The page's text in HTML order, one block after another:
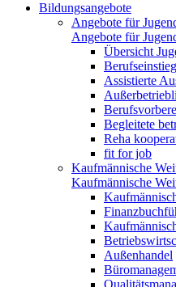
Bildungsangebote
Angebote für
Angebote für
Übersicht
Assistierte
Begleitete
Reha
fit for job
Kaufmännische
Kaufmännische
Außenhandel